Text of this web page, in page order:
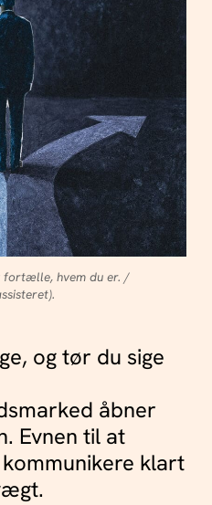
fortælle, hvem du er. /
og tør du sige
åbner
Evnen til at
klart